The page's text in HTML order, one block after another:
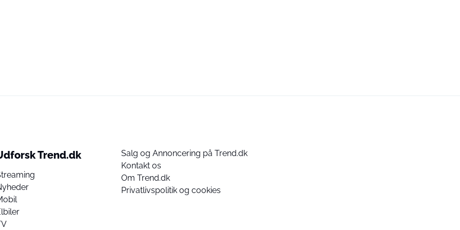
Trend.dk
Salg og Annoncering på Trend.dk
Kontakt os
Om Trend.dk
Privatlivspolitik og cookies